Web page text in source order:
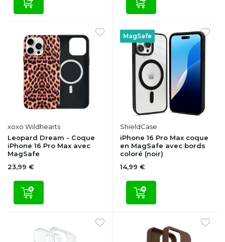
xoxo Wildhearts
Leopard Dream - Coque
iPhone 16 Pro Max avec
MagSafe
23,99 €
MagSafe
ShieldCase
iPhone 16 Pro Max coque
en MagSafe avec bords
coloré (noir)
14,99 €